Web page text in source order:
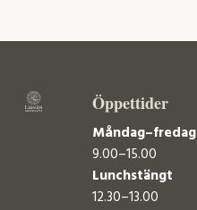
Öppettider
Måndag–fredag
9.00–15.00
Lunchstängt
12.30–13.00